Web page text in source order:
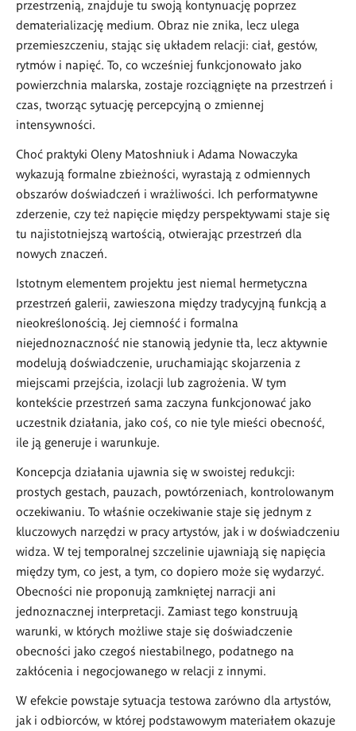
przestrzenią, znajduje tu swoją kontynuację poprzez
dematerializację medium. Obraz nie znika, lecz ulega
przemieszczeniu, stając się układem relacji: ciał, gestów,
rytmów i napięć. To, co wcześniej funkcjonowało jako
powierzchnia malarska, zostaje rozciągnięte na przestrzeń i
czas, tworząc sytuację percepcyjną o zmiennej
intensywności.
Choć praktyki Oleny Matoshniuk i Adama Nowaczyka
wykazują formalne zbieżności, wyrastają z odmiennych
obszarów doświadczeń i wrażliwości. Ich performatywne
zderzenie, czy też napięcie między perspektywami staje się
tu najistotniejszą wartością, otwierając przestrzeń dla
nowych znaczeń.
Istotnym elementem projektu jest niemal hermetyczna
przestrzeń galerii, zawieszona między tradycyjną funkcją a
nieokreślonością. Jej ciemność i formalna
niejednoznaczność nie stanowią jedynie tła, lecz aktywnie
modelują doświadczenie, uruchamiając skojarzenia z
miejscami przejścia, izolacji lub zagrożenia. W tym
kontekście przestrzeń sama zaczyna funkcjonować jako
uczestnik działania, jako coś, co nie tyle mieści obecność,
ile ją generuje i warunkuje.
Koncepcja działania ujawnia się w swoistej redukcji:
prostych gestach, pauzach, powtórzeniach, kontrolowanym
oczekiwaniu. To właśnie oczekiwanie staje się jednym z
kluczowych narzędzi w pracy artystów, jak i w doświadczeniu
widza. W tej temporalnej szczelinie ujawniają się napięcia
między tym, co jest, a tym, co dopiero może się wydarzyć.
Obecności nie proponują zamkniętej narracji ani
jednoznacznej interpretacji. Zamiast tego konstruują
warunki, w których możliwe staje się doświadczenie
obecności jako czegoś niestabilnego, podatnego na
zakłócenia i negocjowanego w relacji z innymi.
W efekcie powstaje sytuacja testowa zarówno dla artystów,
jak i odbiorców, w której podstawowym materiałem okazuje